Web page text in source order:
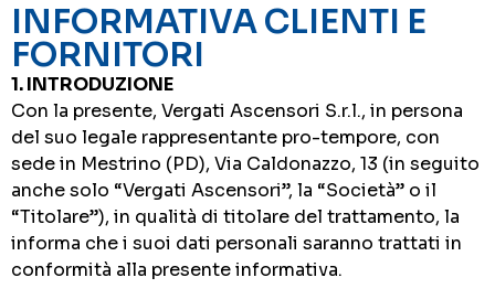
INFORMATIVA CLIENTI E
FORNITORI
1. INTRODUZIONE
Con la presente, Vergati Ascensori S.r.l., in persona
del suo legale rappresentante pro-tempore, con
sede in Mestrino (PD), Via Caldonazzo, 13 (in seguito
anche solo “Vergati Ascensori”, la “Società” o il
“Titolare”), in qualità di titolare del trattamento, la
informa che i suoi dati personali saranno trattati in
conformità alla presente informativa.